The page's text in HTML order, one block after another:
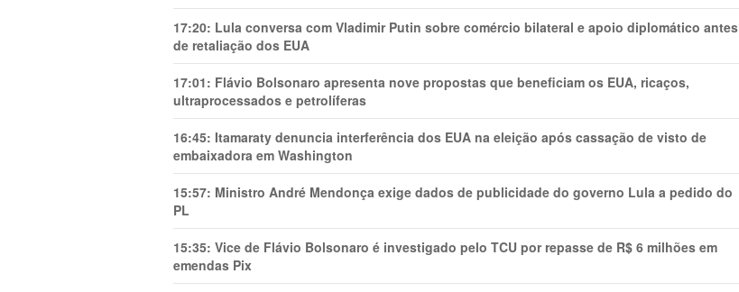
17:20: Lula conversa com Vladimir Putin sobre comércio bilateral e apoio diplomático antes
de retaliação dos EUA
17:01: Flávio Bolsonaro apresenta nove propostas que beneficiam os EUA, ricaços,
ultraprocessados e petrolíferas
16:45: Itamaraty denuncia interferência dos EUA na eleição após cassação de visto de
embaixadora em Washington
15:57: Ministro André Mendonça exige dados de publicidade do governo Lula a pedido do
PL
15:35: Vice de Flávio Bolsonaro é investigado pelo TCU por repasse de R$ 6 milhões em
emendas Pix